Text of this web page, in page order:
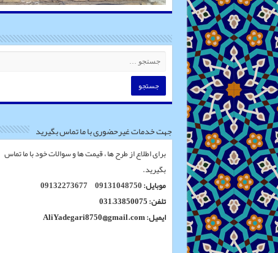
جهت خدمات غیرحضوری با ما تماس بگیرید
برای اطلاع از طرح ها ، قیمت ها و سوالات خود با ما تماس
بگیرید.
موبایل:09131048750
09132273677
تلفن: 33850075–031
ایمیل: AliYadegari8750@gmail.com